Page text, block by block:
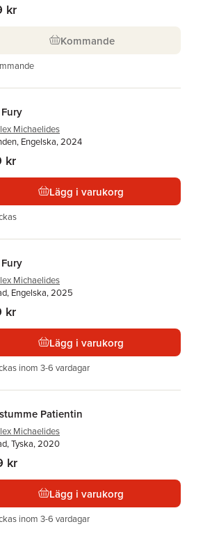
kr
Kommande
Michaelides
Engelska, 2024
kr
Lägg i varukorg
Michaelides
Engelska, 2025
kr
Lägg i varukorg
inom 3-6 vardagar
Patientin
Michaelides
Tyska, 2020
kr
Lägg i varukorg
inom 3-6 vardagar